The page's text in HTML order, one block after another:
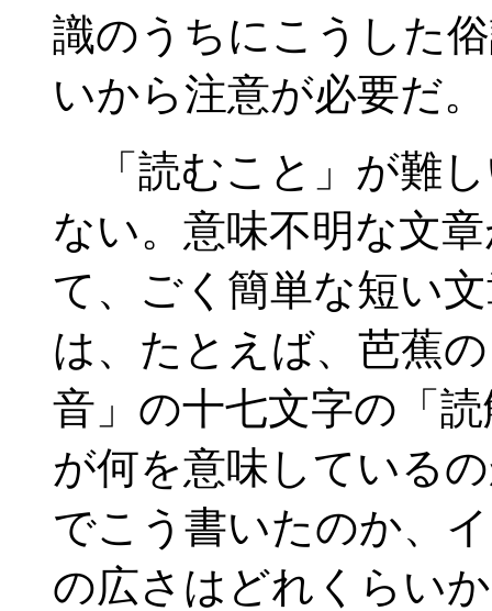
識のうちにこうした
いから注意が必要だ。
「読むこと」が難
ない。意味不明な文
て、ごく簡単な短い
は、たとえば、芭蕉
音」の十七文字の「
が何を意味している
でこう書いたのか、
の広さはどれくらい